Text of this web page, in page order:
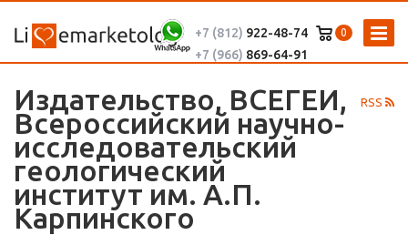
0
+7 (812) 922-48-74
+7 (966) 869-64-91
RSS
Издательство, ВСЕГЕИ,
Всероссийский научно-
исследовательский
геологический
институт им. А.П.
Карпинского